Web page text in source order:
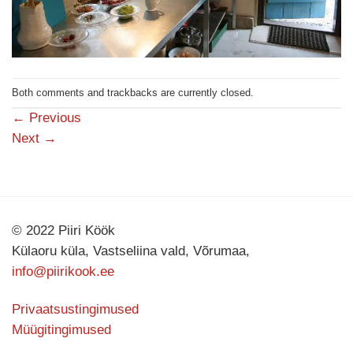
Both comments and trackbacks are currently closed.
← Previous
Next →
© 2022 Piiri Köök
Külaoru küla, Vastseliina vald, Võrumaa,
info@piirikook.ee
Privaatsustingimused
Müügitingimused